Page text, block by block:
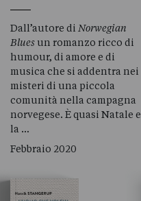
Dall’autore di Norwegian
Bluesun romanzo ricco di
humour, di amore e di
musica che si addentra nei
misteri di una piccola
comunità nella campagna
norvegese. È quasi Natale e
la …
Febbraio 2020